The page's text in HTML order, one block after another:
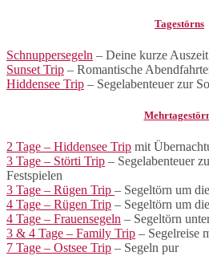
Tagestörns
Schnuppersegeln – Deine kurze
Sunset Trip – Romantische
Hiddensee Trip – Segelabenteuer zur
2 Tage – Hiddensee Trip mit
3 Tage – Störti Trip – Segelabenteuer
Festspielen
3 Tage – Rügen Trip – Segeltörn um
4 Tage – Rügen Trip – Segeltörn um
4 Tage – Frauensegeln – Segeltörn
3 & 4 Tage – Family Trip – Segelreise
7 Tage – Ostsee Trip – Segeln pur